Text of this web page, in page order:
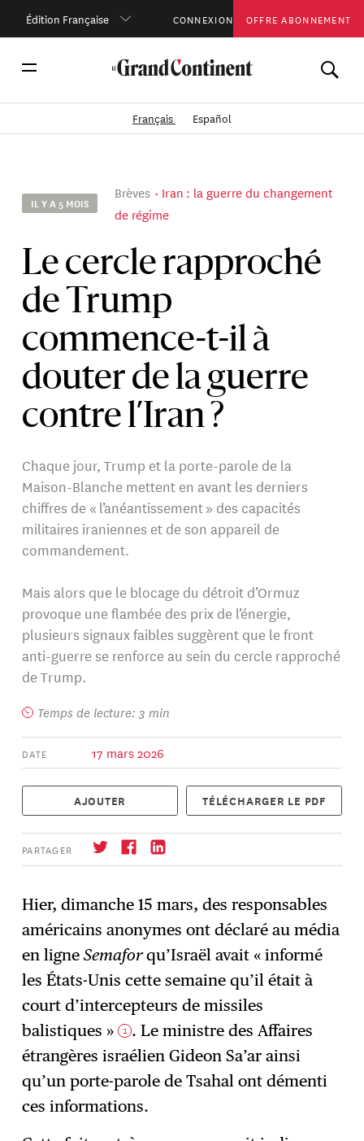
Édition Française CONNEXION OFFRE ABONNEMENT
Français Español
IL Y A 5 MOIS
Brèves
Iran : la guerre du changement
de régime
Le cercle rapproché
de Trump
commence-t-il à
douter de la guerre
contre l’Iran ?
Chaque jour, Trump et la porte-parole de la
Maison-Blanche mettent en avant les derniers
chiffres de « l’anéantissement » des capacités
militaires iraniennes et de son appareil de
commandement.
Mais alors que le blocage du détroit d’Ormuz
provoque une flambée des prix de l’énergie,
plusieurs signaux faibles suggèrent que le front
anti-guerre se renforce au sein du cercle rapproché
de Trump.
Temps de lecture: 3 min
DATE 17 mars 2026
AJOUTER TÉLÉCHARGER LE PDF
PARTAGER
→ S'abonner
Hier, dimanche 15 mars, des responsables
américains anonymes ont déclaré au média
en ligneSemaforqu’Israël avait « informé
les États-Unis cette semaine qu’il était à
court d’intercepteurs de missiles
balistiques » 1 . Le ministre des Affaires
étrangères israélien Gideon Sa’ar ainsi
qu’un porte-parole de Tsahal ont démenti
ces informations.